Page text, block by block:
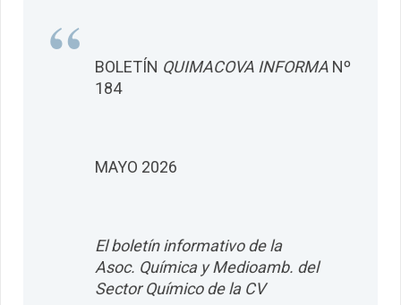
“ BOLETÍN QUIMACOVA INFORMA Nº
184
MAYO 2026
El boletín informativo de la
Asoc. Química y Medioamb. del
Sector Químico de la CV